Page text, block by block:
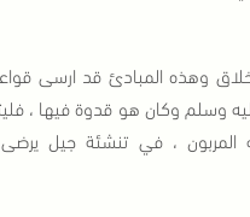
وهذه المبادئ قد ارسى
وسلم وكان هو قدوة فيها ،
المربون ، في تنشئة جيل